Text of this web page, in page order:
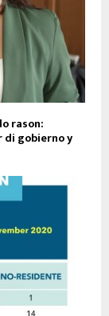
rason:
di gobierno y